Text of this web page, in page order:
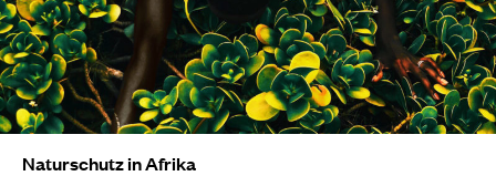
Naturschutz in Afrika